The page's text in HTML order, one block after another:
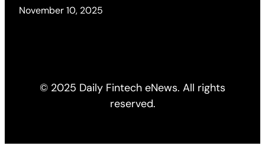
November 10, 2025
© 2025 Daily Fintech eNews. All rights
reserved.